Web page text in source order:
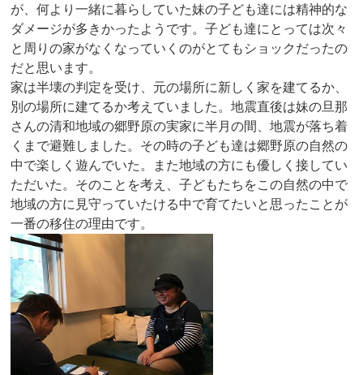
が、何より一緒に暮らしていた妹の子ども達には精神的な
ダメージが多きかったようです。子ども達にとっては次々
と周りの家がなくなっていくのがとてもショックだったの
だと思います。
家は半壊の判定を受け、元の場所に新しく家を建てるか、
別の場所に建てるか考えていました。地震直後は妹の旦那
さんの清和地域の郷野原の実家に半月の間、地震が落ち着
くまで避難しました。その時の子ども達は郷野原の自然の
中で楽しく遊んでいた。また地域の方にも優しく接してい
ただいた。そのことを考え、子どもたちをこの自然の中で
地域の方に見守っていたける中で育てたいと思ったことが
一番の移住の理由です。